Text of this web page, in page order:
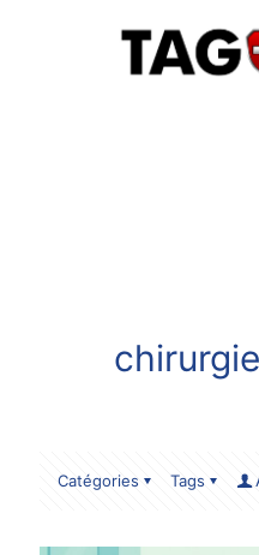
Catégories Tags